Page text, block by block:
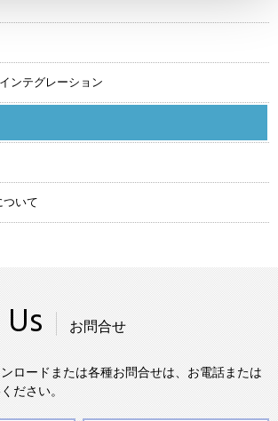
ンテグレーション
ついて
お問合せ
ロードまたは各種お問合せは、お電話または
ださい。